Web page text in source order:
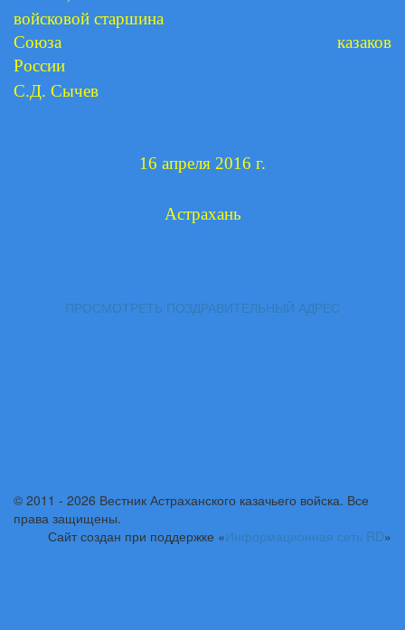
войсковой старшина
Союза казаков
России
С.Д. Сычев
16 апреля 2016 г.
Астрахань
ПРОСМОТРЕТЬ ПОЗДРАВИТЕЛЬНЫЙ АДРЕС
© 2011 - 2026 Вестник Астраханского казачьего войска. Все
права защищены.
Сайт создан при поддержке «Информационная сеть RD»